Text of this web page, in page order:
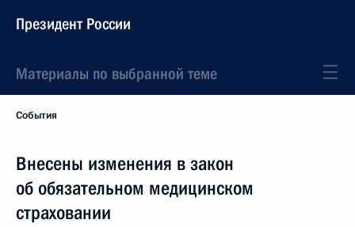
Президент России
Материалы по выбранной теме
События
Внесены изменения в закон
об обязательном медицинском
страховании